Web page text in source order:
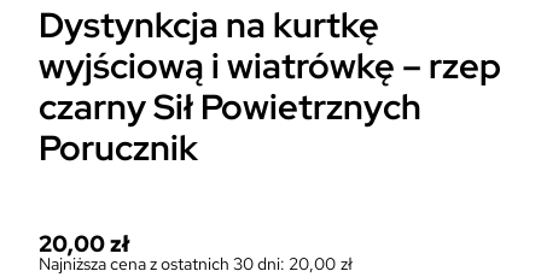
Dystynkcja na kurtkę
wyjściową i wiatrówkę – rzep
czarny Sił Powietrznych
Porucznik
20,00zł
Najniższa cena z ostatnich 30 dni: 20,00 zł